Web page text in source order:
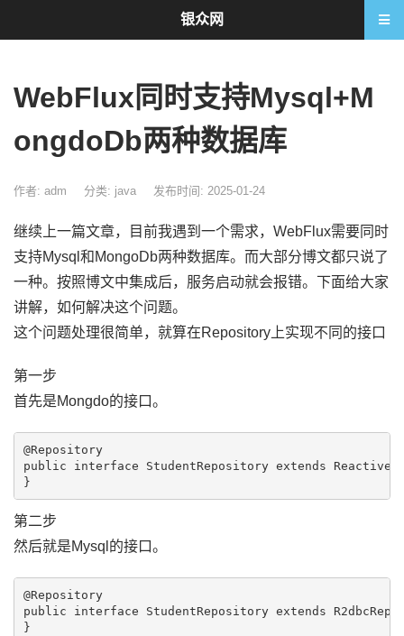
WebFlux同时支持Mysql+M
ongdoDb两种数据库
作者: adm 分类: java 发布时间: 2025-01-24
继续上一篇文章，目前我遇到一个需求，WebFlux需要同时
支持Mysql和MongoDb两种数据库。而大部分博文都只说了
一种。按照博文中集成后，服务启动就会报错。下面给大家
讲解，如何解决这个问题。
这个问题处理很简单，就算在Repository上实现不同的接口
第一步
首先是Mongdo的接口。
@Repository
public interface StudentRepository extends
第二步
然后就是Mysql的接口。
@Repository
public interface StudentRepository extends
银众网